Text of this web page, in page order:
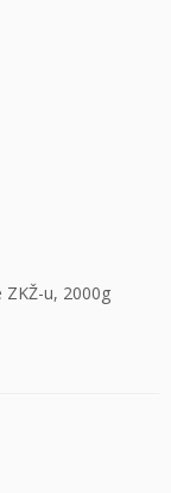
ZKŽ-u, 2000g